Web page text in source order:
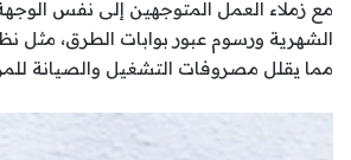
مع زملاء العمل المتوجهين إلى نفس
الشهرية ورسوم عبور بوابات الطرق، مثل
مما يقلل مصروفات التشغيل والصيانة